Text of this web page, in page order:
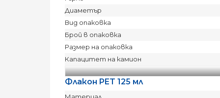
Диаметър
Вид опаковка
Брой в опаковка
Размер на опаковка
Капацитет на камион
Флакон PET 125 мл